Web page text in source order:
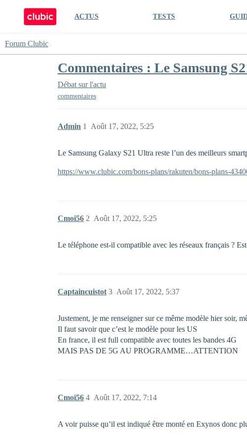
ACTUS TESTS
Forum Clubic
Commentaires : Le Samsung
Débat sur l'actu
commentaires
Admin Août 17, 2022, 5:25
1
Le Samsung Galaxy S21 Ultra reste l’un des meilleurs
https://www.clubic.com/bons-plans/rakuten/bons-plans-
Cmoi56 Août 17, 2022, 5:25
2
Le téléphone est-il compatible avec les réseaux français ?
Captaincuistot Août 17, 2022, 5:37
3
Justement, je me renseigner sur ce même modèle hier soir,
Il faut savoir que c’est le modèle pour les US
En france, il est full compatible avec toutes les bandes 4G
MAIS PAS DE 5G AU PROGRAMME…ATTENTION
Cmoi56 Août 17, 2022, 7:14
4
A voir puisse qu’il est indiqué être monté en Exynos donc